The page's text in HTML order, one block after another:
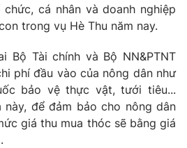
cá nhân và doanh nghiệp
trong vụ Hè Thu năm nay.
Bộ Tài chính và Bộ NN&PTNT
phí đầu vào của nông dân như
bảo vệ thực vật, tưới tiêu...
để đảm bảo cho nông dân
giá thu mua thóc sẽ bằng giá